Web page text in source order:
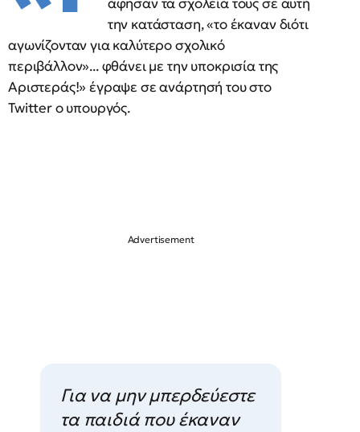
την κατάσταση, «το έκαναν διότι
αγωνίζονταν για καλύτερο σχολικό
περιβάλλον»... φθάνει με την υποκρισία της
Αριστεράς!» έγραψε σε ανάρτησή του στο
Twitter ο υπουργός.
Για να μην μπερδεύεστε
τα παιδιά που έκαναν